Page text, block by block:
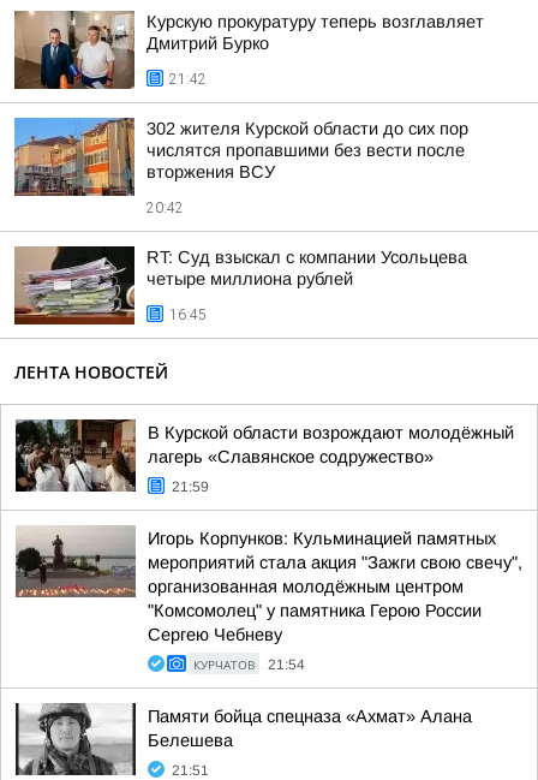
Курскую прокуратуру теперь возглавляет
Дмитрий Бурко
21:42
302 жителя Курской области до сих пор
числятся пропавшими без вести после
вторжения ВСУ
20:42
RT: Суд взыскал с компании Усольцева
четыре миллиона рублей
16:45
ЛЕНТА НОВОСТЕЙ
В Курской области возрождают молодёжный
лагерь «Славянское содружество»
21:59
Игорь Корпунков: Кульминацией памятных
мероприятий стала акция "Зажги свою свечу",
организованная молодёжным центром
"Комсомолец" у памятника Герою России
Сергею Чебневу
КУРЧАТОВ 21:54
Памяти бойца спецназа «Ахмат» Алана
Белешева
21:51